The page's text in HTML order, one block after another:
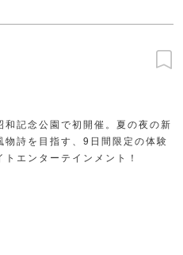
和記念公園で初開催。夏の夜の新
物詩を目指す、9日間限定の体験
トエンターテインメント！